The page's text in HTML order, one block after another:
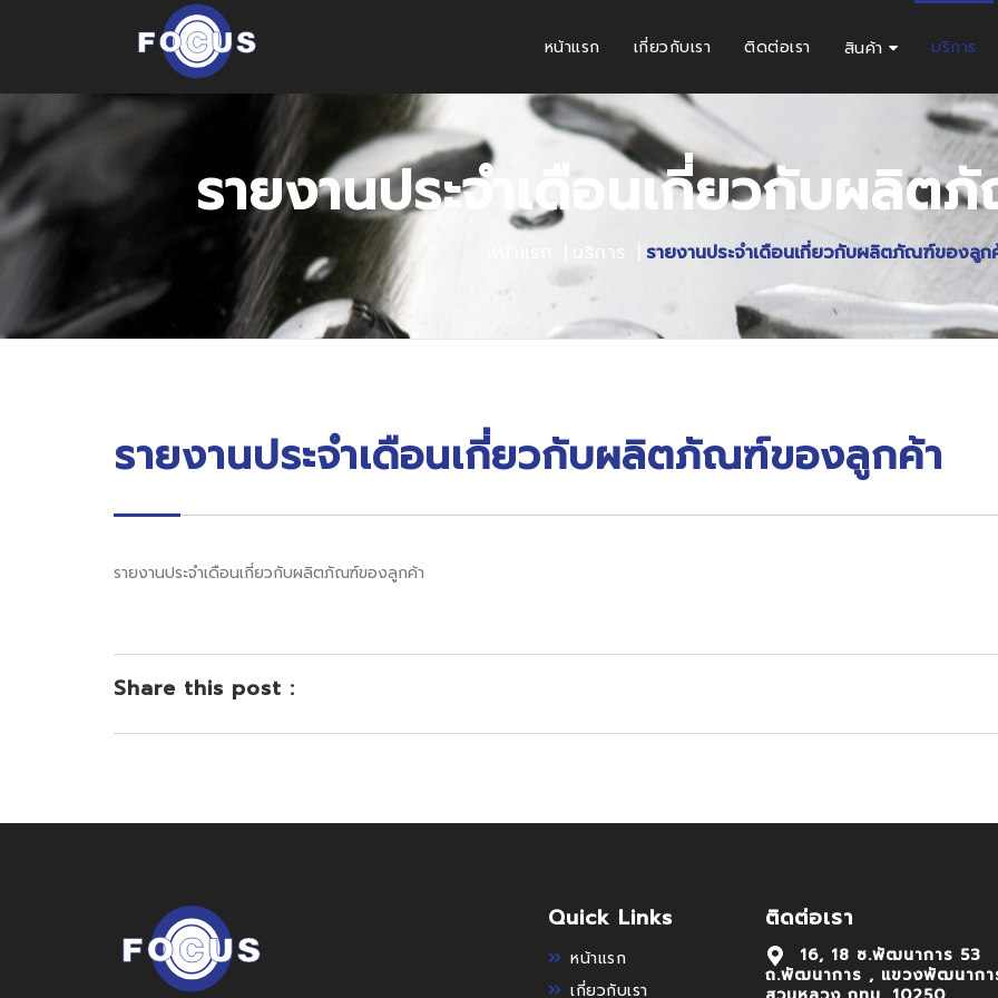
หน้าแรก เกี่ยวกับเรา ติดต่อเรา สินค้า บริการ
รายงานประจำเดือนเกี่ยวกับผลิ
บริการ รายงานประจำเดือนเกี่ยวกับผลิตภัณฑ์ของลูก
รายงานประจำเดือนเกี่ยวกับผลิตภัณฑ์ของลูกค้า
รายงานประจำเดือนเกี่ยวกับผลิตภัณฑ์ของลูกค้า
Share this post :
Quick Links
หน้าแรก
เกี่ยวกับเรา
ติดต่อเรา
16, 18 ซ.พัฒนาการ 53
ถ.พัฒนาการ , แขวงพัฒนากา